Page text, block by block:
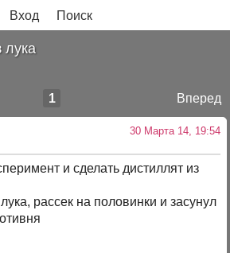
Вход Поиск
лука
Вперед
1
30 Марта 14, 19:54
и сделать дистиллят из
рассек на половинки и засунул